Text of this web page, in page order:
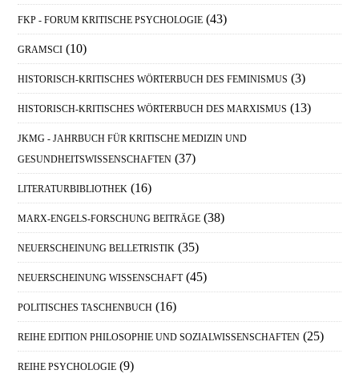
FKP - FORUM KRITISCHE PSYCHOLOGIE (43)
GRAMSCI (10)
HISTORISCH-KRITISCHES WÖRTERBUCH DES FEMINISMUS (3)
HISTORISCH-KRITISCHES WÖRTERBUCH DES MARXISMUS (13)
JKMG - JAHRBUCH FÜR KRITISCHE MEDIZIN UND
GESUNDHEITSWISSENSCHAFTEN (37)
LITERATURBIBLIOTHEK (16)
MARX-ENGELS-FORSCHUNG BEITRÄGE (38)
NEUERSCHEINUNG BELLETRISTIK (35)
NEUERSCHEINUNG WISSENSCHAFT (45)
POLITISCHES TASCHENBUCH (16)
REIHE EDITION PHILOSOPHIE UND SOZIALWISSENSCHAFTEN (25)
REIHE PSYCHOLOGIE (9)